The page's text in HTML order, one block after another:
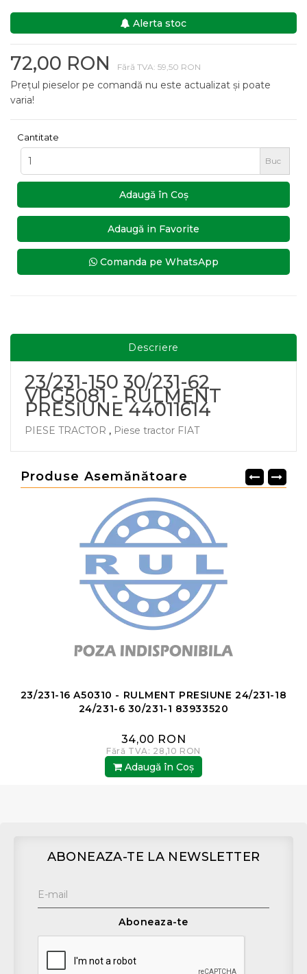
Alerta stoc
72,00 RON Fără TVA: 59,50 RON
Prețul pieselor pe comandă nu este actualizat și poate
varia!
Cantitate
Buc
Adaugă în Coş
Adaugă in Favorite
Comanda pe WhatsApp
Descriere
23/231-150 30/231-62
VPG5081 - RULMENT
PRESIUNE 44011614
PIESE TRACTOR , Piese tractor FIAT
Produse Asemănătoare
23/231-16 A50310 - RULMENT PRESIUNE 24/231-18
24/231-6 30/231-1 83933520
34,00 RON
Fără TVA: 28,10 RON
Adaugă în Coş
ABONEAZA-TE LA NEWSLETTER
Aboneaza-te